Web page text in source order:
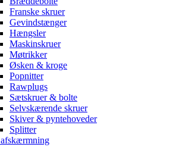
Franske skruer
Gevindstænger
Hængsler
Maskinskruer
Møtrikker
Øsken & kroge
Popnitter
Rawplugs
Sætskruer & bolte
Selvskærende skruer
Skiver & pyntehoveder
Splitter